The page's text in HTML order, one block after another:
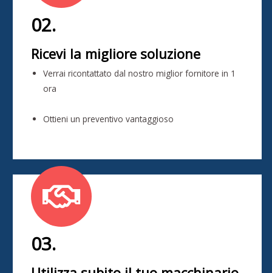
02.
Ricevi la migliore soluzione
Verrai ricontattato dal nostro miglior fornitore in 1
ora
Ottieni un preventivo vantaggioso
03.